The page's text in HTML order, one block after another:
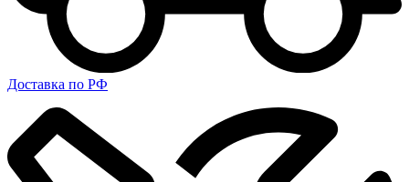
Доставка по РФ